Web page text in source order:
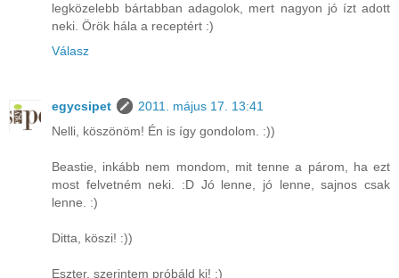
legközelebb bártabban adagolok, mert nagyon jó ízt adott
neki. Örök hála a receptért :)
Válasz
egycsipet
2011. május 17. 13:41
Nelli, köszönöm! Én is így gondolom. :))
Beastie, inkább nem mondom, mit tenne a párom, ha ezt
most felvetném neki. :D Jó lenne, jó lenne, sajnos csak
lenne. :)
Ditta, köszi! :))
Eszter, szerintem próbáld ki! ;)